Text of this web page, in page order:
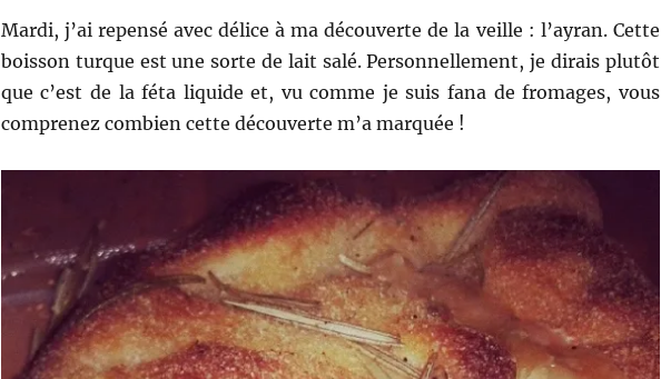
Mardi, j’ai repensé avec délice à ma découverte de la veille : l’ayran. Cette
boisson turque est une sorte de lait salé. Personnellement, je dirais plutôt
que c’est de la féta liquide et, vu comme je suis fana de fromages, vous
comprenez combien cette découverte m’a marquée !